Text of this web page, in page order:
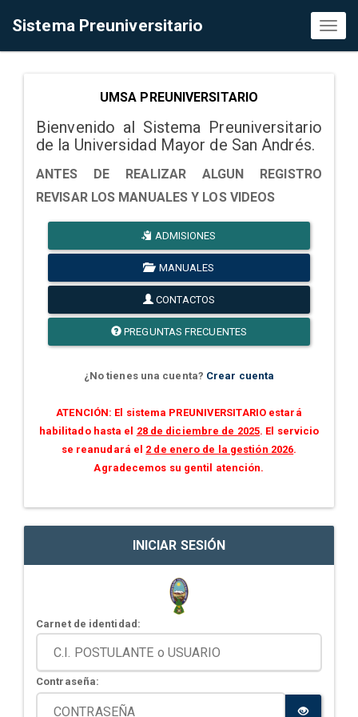
Sistema Preuniversitario
UMSA PREUNIVERSITARIO
Bienvenido al Sistema Preuniversitario
de la Universidad Mayor de San Andrés.
ANTES DE REALIZAR ALGUN REGISTRO
REVISAR LOS MANUALES Y LOS VIDEOS
ADMISIONES
MANUALES
CONTACTOS
PREGUNTAS FRECUENTES
¿No tienes una cuenta? Crear cuenta
ATENCIÓN: El sistema PREUNIVERSITARIO estará
habilitado hasta el 28 de diciembre de 2025. El servicio
se reanudará el 2 de enero de la gestión 2026.
Agradecemos su gentil atención.
INICIAR SESIÓN
Carnet de identidad:
Contraseña: